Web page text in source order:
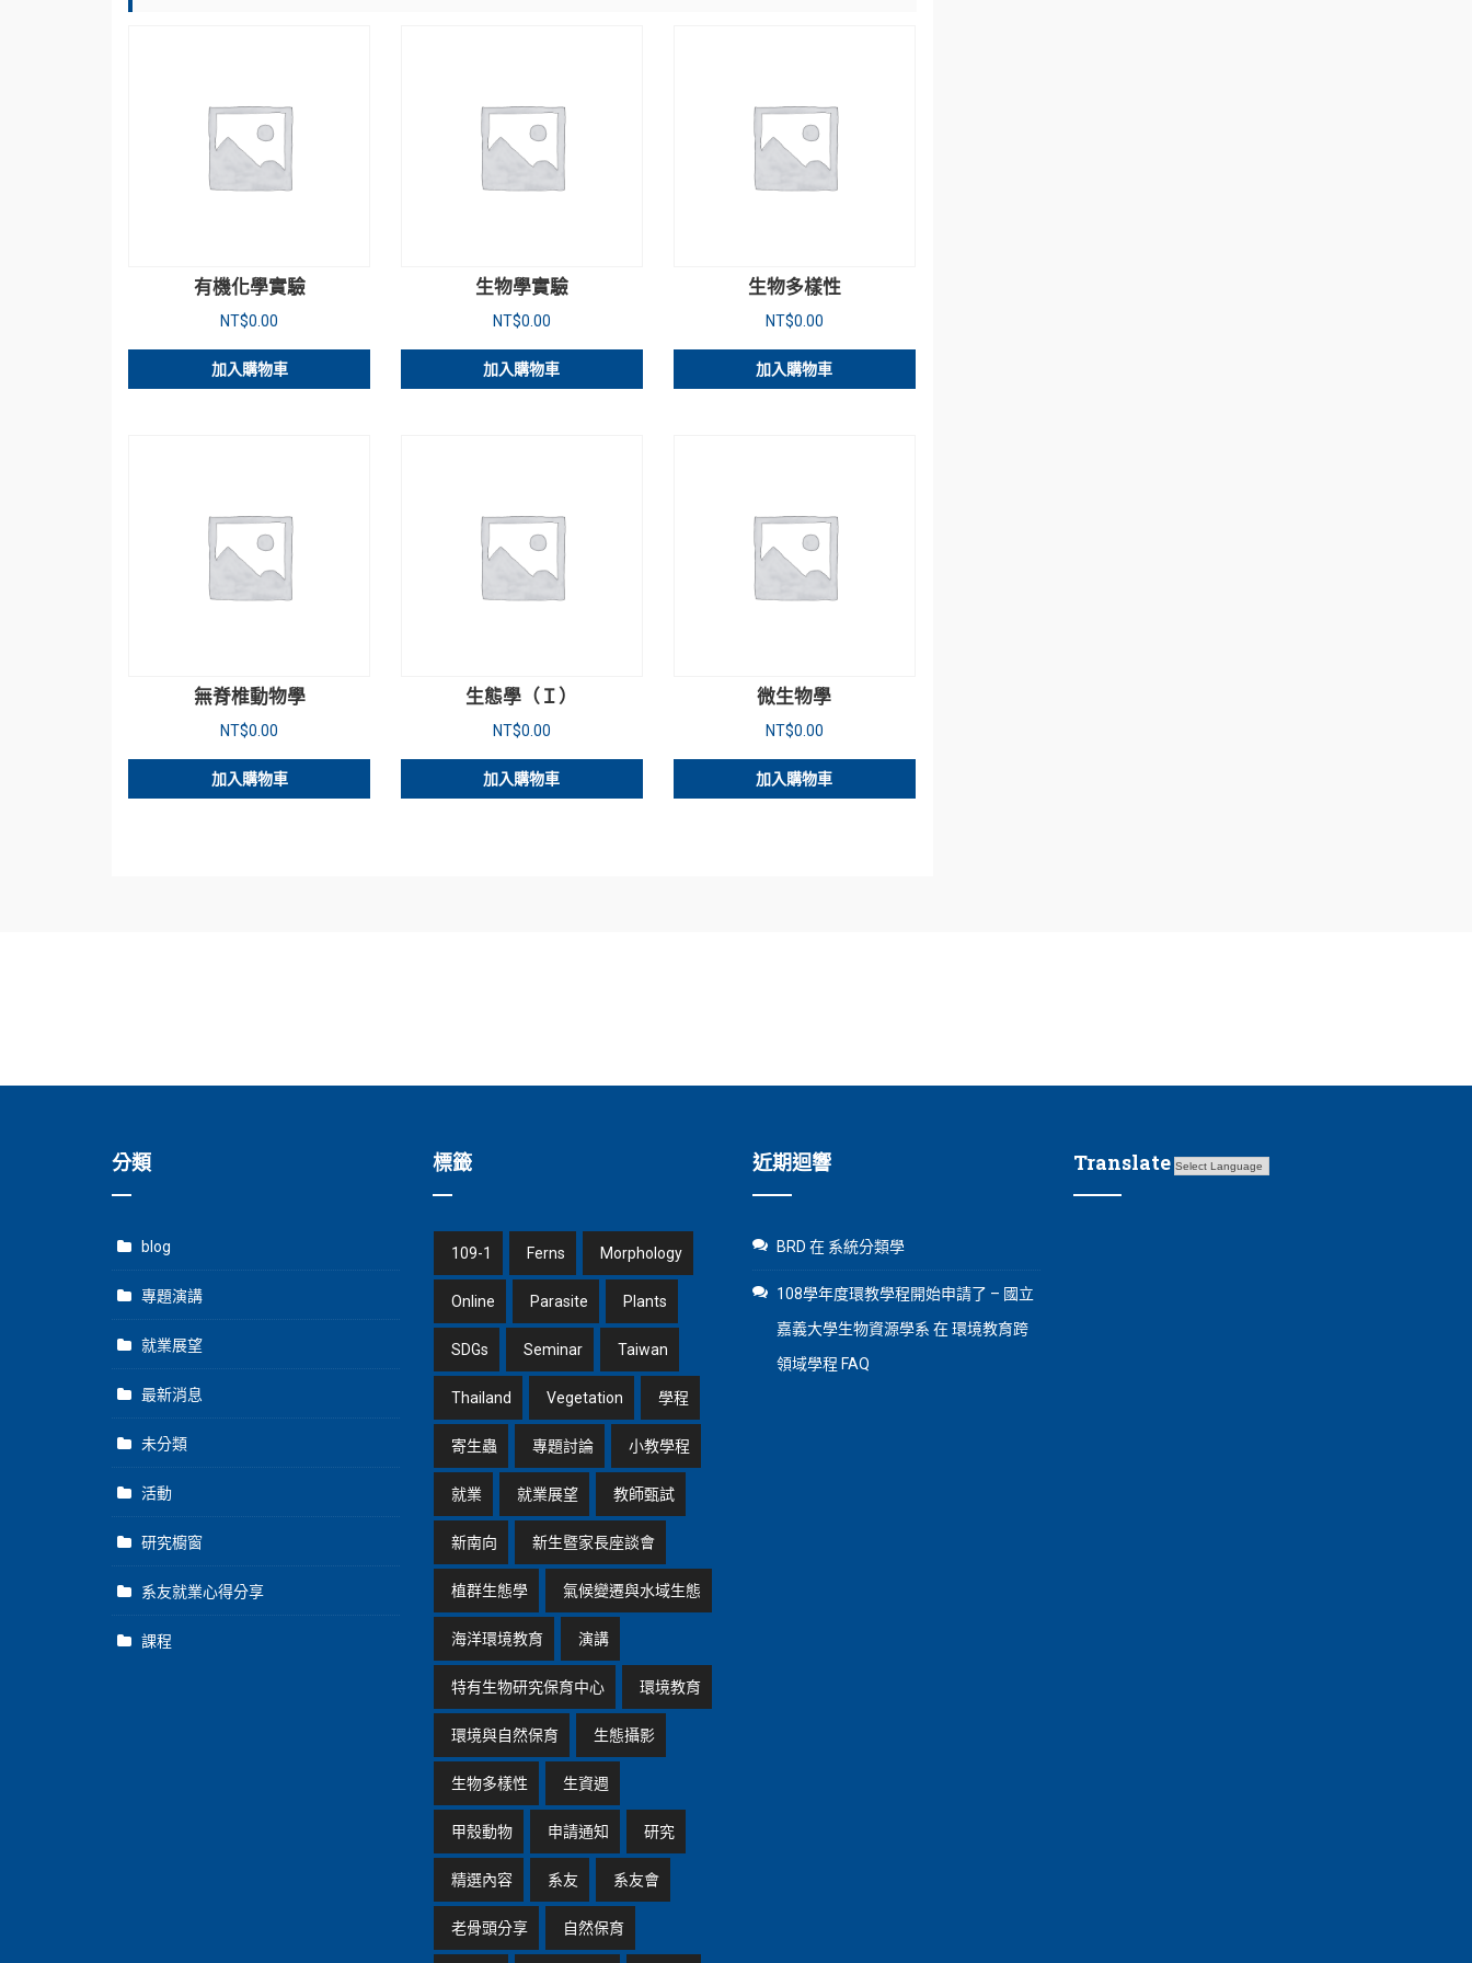
有機化學實驗
NT$0.00
加入購物車
生物學實驗
NT$0.00
加入購物車
生物多樣性
NT$0.00
加入購物車
無脊椎動物學
NT$0.00
加入購物車
生態學（Ｉ）
NT$0.00
加入購物車
微生物學
NT$0.00
加入購物車
分類
blog
專題演講
就業展望
最新消息
未分類
活動
研究櫥窗
系友就業心得分享
課程
標籤
109-1 Ferns Morphology
Online Parasite Plants
SDGs Seminar Taiwan
Thailand Vegetation 學程
寄生蟲 專題討論 小教學程
就業 就業展望 教師甄試
新南向 新生暨家長座談會
植群生態學 氣候變遷與水域生態
海洋環境教育 演講
特有生物研究保育中心 環境教育
環境與自然保育 生態攝影
生物多樣性 生資週
甲殼動物 申請通知 研究
精選內容 系友 系友會
老骨頭分享 自然保育
近期迴響
BRD 在 系統分類學
108學年度環教學程開始申請了 – 國立
嘉義大學生物資源學系 在環境教育跨
領域學程 FAQ
Translate